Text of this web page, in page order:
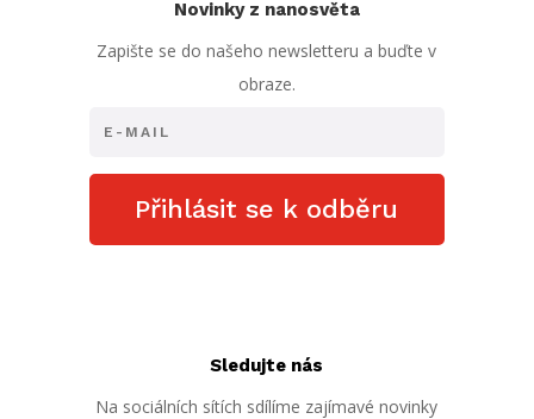
Novinky z nanosvěta
Zapište se do našeho newsletteru a buďte v
obraze.
Přihlásit se k odběru
Sledujte nás
Na sociálních sítích sdílíme zajímavé novinky